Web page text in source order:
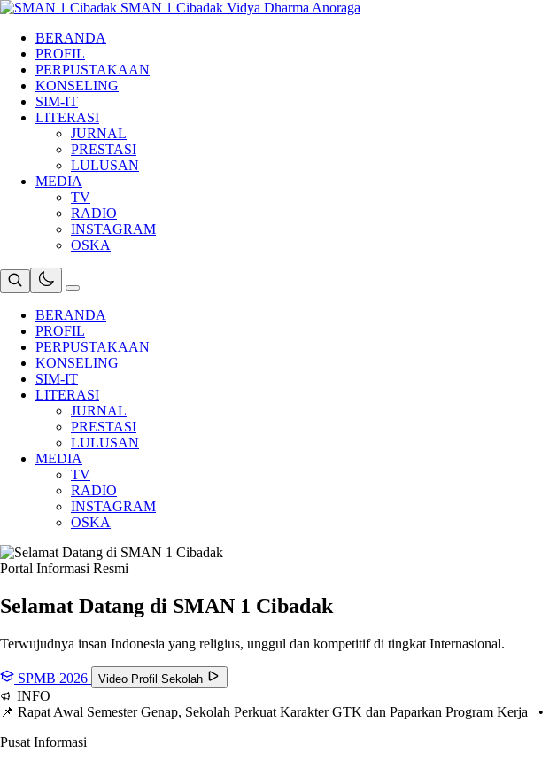
Skip
content
SMAN 1 Cibadak Vidya Dharma Anoraga
BERANDA
PROFIL
PERPUSTAKAAN
KONSELING
SIM-IT
LITERASI
JURNAL
PRESTASI
LULUSAN
MEDIA
TV
RADIO
INSTAGRAM
OSKA
BERANDA
PROFIL
PERPUSTAKAAN
KONSELING
SIM-IT
LITERASI
JURNAL
PRESTASI
LULUSAN
MEDIA
TV
RADIO
INSTAGRAM
OSKA
Portal Informasi Resmi
Selamat Datang di SMAN 1 Cibadak
Terwujudnya insan Indonesia yang religius, unggul dan kompetitif di tingkat Internasional.
SPMB 2026 Video Profil Sekolah
INFO
📌 Rapat Awal Semester Genap, Sekolah Perkuat Karakter GTK dan Paparkan Program Kerja •
Pusat Informasi